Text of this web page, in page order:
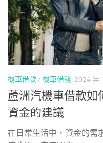
機車借款/ 機車借錢 2024 年
蘆洲汽機車借款如
資金的建議
在日常生活中，資金的需